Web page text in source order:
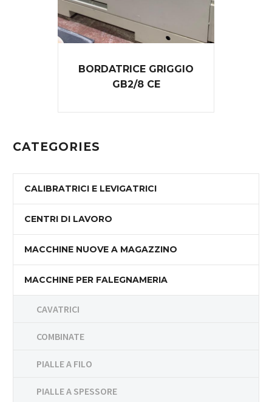
BORDATRICE GRIGGIO
GB2/8 CE
CATEGORIES
CALIBRATRICI E LEVIGATRICI
CENTRI DI LAVORO
MACCHINE NUOVE A MAGAZZINO
MACCHINE PER FALEGNAMERIA
CAVATRICI
COMBINATE
PIALLE A FILO
PIALLE A SPESSORE